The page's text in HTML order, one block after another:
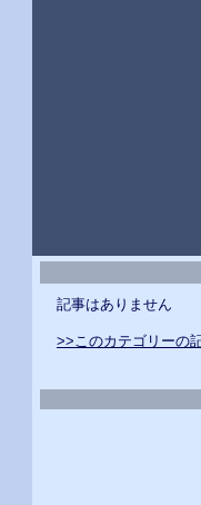
記事はありません
>>このカテゴリーの